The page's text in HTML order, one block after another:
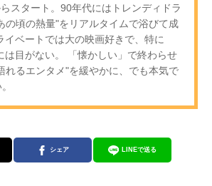
スタート。90年代にはトレンディドラ
の頃の熱量"をリアルタイムで浴びて成
イベートでは大の映画好きで、特に
は目がない。 「懐かしい」で終わらせ
れるエンタメ"を緩やかに、でも本気で
シェア LINEで送る